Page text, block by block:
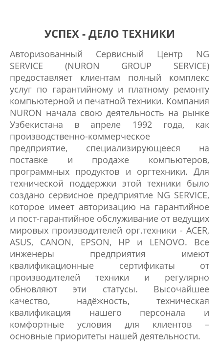
УСПЕХ - ДЕЛО ТЕХНИКИ
Авторизованный Сервисный Центр NG
SERVICE (NURON GROUP SERVICE)
предоставляет клиентам полный комплекс
услуг по гарантийному и платному ремонту
компьютерной и печатной техники. Компания
NURON начала свою деятельность на рынке
Узбекистана в апреле 1992 года, как
производственно-коммерческое
предприятие, специализирующееся на
поставке и продаже компьютеров,
программных продуктов и оргтехники. Для
технической поддержки этой техники было
создано сервисное предприятие NG SERVICE,
которое имеет авторизацию на гарантийное
и пост-гарантийное обслуживание от ведущих
мировых производителей орг.техники - ACER,
ASUS, CANON, EPSON, HP и LENOVO. Все
инженеры предприятия имеют
квалификационные сертификаты от
производителей техники и регулярно
обновляют эти статусы. Высочайшее
качество, надёжность, техническая
квалификация нашего персонала и
комфортные условия для клиентов –
основные приоритеты нашей деятельности.